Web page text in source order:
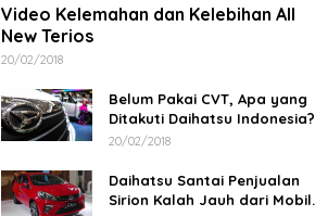
Video Kelemahan dan Kelebihan All
New Terios
20/02/2018
Belum Pakai CVT, Apa yang
Ditakuti Daihatsu Indonesia?
20/02/2018
Daihatsu Santai Penjualan
Sirion Kalah Jauh dari Mobil